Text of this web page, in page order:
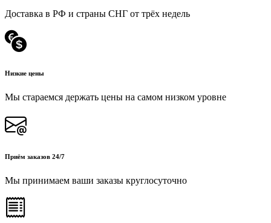
Доставка в РФ и страны СНГ от трёх недель
Низкие цены
Мы стараемся держать цены на самом низком уровне
Приём заказов 24/7
Мы принимаем ваши заказы круглосуточно